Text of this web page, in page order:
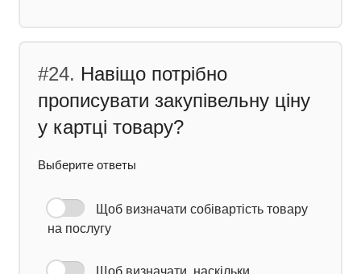
#24. Навіщо потрібно
прописувати закупівельну ціну
у картці товару?
Выберите ответы
Щоб визначати собівартість товару
на послугу
Щоб визначати, наскільки